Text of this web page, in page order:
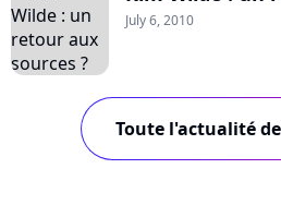
July 6, 2010
Toute l'actualité